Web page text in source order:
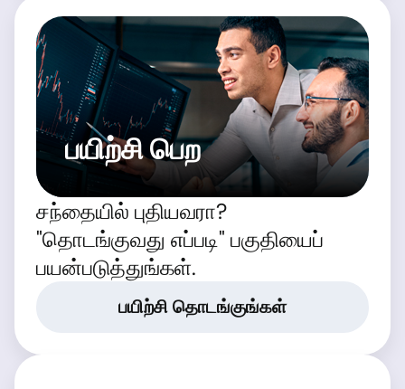
பயிற்சி பெற
சந்தையில் புதியவரா?
"தொடங்குவது எப்படி" பகுதியைப்
பயன்படுத்துங்கள்.
பயிற்சி தொடங்குங்கள்